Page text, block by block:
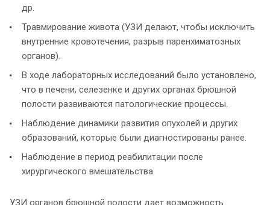
др.
Травмирование живота (УЗИ делают, чтобы исключить
внутренние кровотечения, разрыв паренхиматозных
органов).
В ходе лабораторных исследований было установлено,
что в печени, селезенке и других органах брюшной
полости развиваются патологические процессы.
Наблюдение динамики развития опухолей и других
образований, которые были диагностированы ранее.
Наблюдение в период реабилитации после
хирургического вмешательства.
УЗИ органов брюшной полости дает возможность